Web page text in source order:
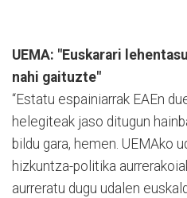
UEMA: "Euskarari
nahi gaituzte"
“Estatu espainiarrak EAEn
helegiteak jaso ditugun
bildu gara, hemen. UEMAko
hizkuntza-politika
aurreratu dugu udalen